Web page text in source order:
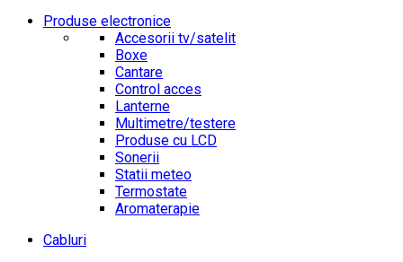
Produse electronice
Accesorii tv/satelit
Boxe
Cantare
Control acces
Lanterne
Multimetre/testere
Produse cu LCD
Sonerii
Statii meteo
Termostate
Aromaterapie
Cabluri